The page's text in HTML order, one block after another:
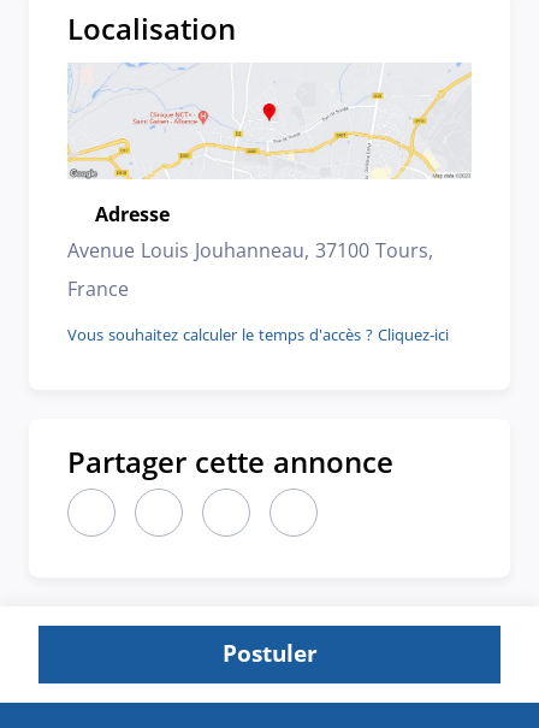
Localisation
Emplacement
Adresse
Avenue Louis Jouhanneau, 37100 Tours,
France
Vous souhaitez calculer le temps d'accès ? Cliquez-ici
Partager cette annonce
Partager cette annonce sur LinkedIn (nouvelle
Partager cette annonce sur X (nouvelle
Partager cette annonce sur
Partager cette annonce
Postuler